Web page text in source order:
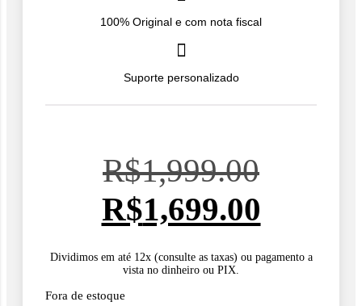
100% Original e com nota fiscal
Suporte personalizado
R$1,999.00O
preço
original
R$1,699.00
preço
Dividimos em até 12x (consulte as taxas) ou pagamento a
vista no dinheiro ou PIX.
Fora de estoque